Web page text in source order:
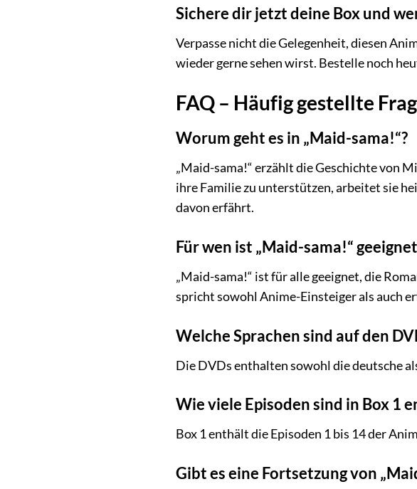
Sichere dir jetzt deine Box und
Verpasse nicht die Gelegenheit, diesen
wieder gerne sehen wirst. Bestelle noch
FAQ – Häufig gestellte
Worum geht es in „Maid-sama!“?
„Maid-sama!“ erzählt die Geschichte von
ihre Familie zu unterstützen, arbeitet sie
davon erfährt.
Für wen ist „Maid-sama!“
„Maid-sama!“ ist für alle geeignet, die
spricht sowohl Anime-Einsteiger als auch
Welche Sprachen sind auf den
Die DVDs enthalten sowohl die deutsche
Wie viele Episoden sind in Box 1
Box 1 enthält die Episoden 1 bis 14 der
Gibt es eine Fortsetzung von